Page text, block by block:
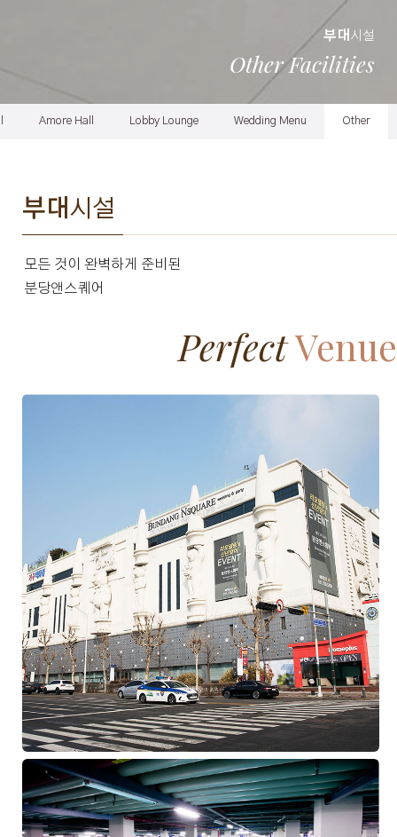
부대 시설
Other Facilities
Amore Hall Lobby Lounge Wedding Menu Other
부대 시설
모든 것이 완벽하게 준비된
분당앤스퀘어
PerfectVenue